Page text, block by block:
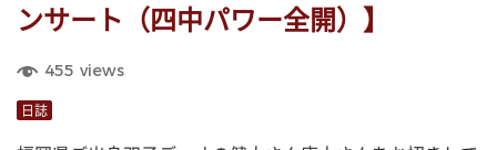
ンサート（四中パワー全開）】
455 views
日誌